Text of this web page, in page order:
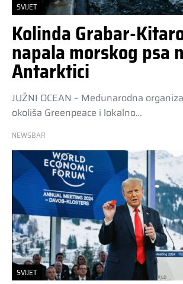
SVIJET
Kolinda Grabar-
napala morskog psa
Antarktici
JUŽNI OCEAN – Međunarodna
okoliša Greenpeace i lokalno…
NEWSBAR
SVIJET